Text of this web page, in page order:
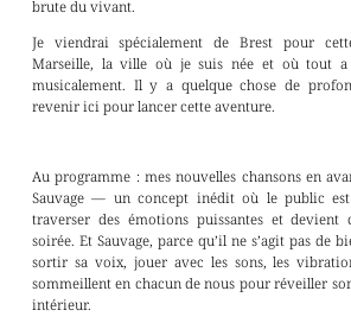
brute du vivant.
Je viendrai spécialement de Brest pour
Marseille, la ville où je suis née et où tout
musicalement. Il y a quelque chose de
revenir ici pour lancer cette aventure.
Au programme : mes nouvelles chansons en
Sauvage — un concept inédit où le public
traverser des émotions puissantes et devient
soirée. Et Sauvage, parce qu’il ne s’agit pas de
sortir sa voix, jouer avec les sons, les
sommeillent en chacun de nous pour réveiller
intérieur.